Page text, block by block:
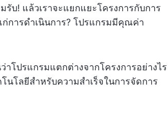
รับ! แล้วเราจะแยกแยะโครงการกับการ
การดำเนินการ? โปรแกรมมีคุณค่า
โปรแกรมแตกต่างจากโครงการอย่างไร
นโลยีสำหรับความสำเร็จในการจัดการ